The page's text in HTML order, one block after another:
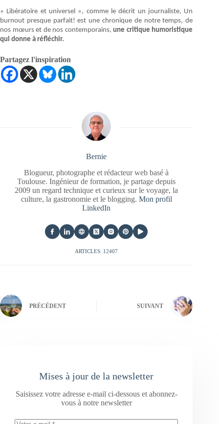
« Libératoire et universel », comme le décrit un journaliste, Un
burnout presque parfait! est une chronique de notre temps, de
nos mœurs et de nos contemporains,une critique humoristique
qui donne à réfléchir.
Partagez l'inspiration
Bernie
Blogueur, photographe et rédacteur web basé à
Toulouse. Ingénieur de formation, je partage depuis
2009 un regard technique et curieux sur le voyage, la
culture, la gastronomie et le blogging. Mon profil
LinkedIn
ARTICLES: 12407
PRÉCÉDENT SUIVANT
Mises à jour de la newsletter
Saisissez votre adresse e-mail ci-dessous et abonnez-
vous à notre newsletter